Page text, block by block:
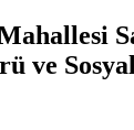
ve Sosyal